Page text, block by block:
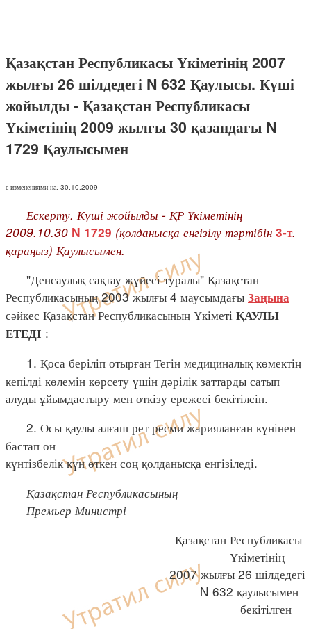
Қазақстан Республикасы Үкіметінің 2007
жылғы 26 шілдедегі N 632 Қаулысы. Күші
жойылды - Қазақстан Республикасы
Үкіметінің 2009 жылғы 30 қазандағы N
1729 Қаулысымен
с изменениями на: 30.10.2009
Ескерту. Күші жойылды - ҚР Үкіметінің
2009.10.30 N 1729 (қолданысқа енгізілу тәртібін 3-т.
қараңыз) Қаулысымен.
"Денсаулық сақтау жүйесі туралы" Қазақстан
Республикасының 2003 жылғы 4 маусымдағы Заңына
сәйкес Қазақстан Республикасының Үкіметі ҚАУЛЫ
ЕТЕДІ :
1. Қоса беріліп отырған Тегін медициналық көмектің
кепілді көлемін көрсету үшін дәрілік заттарды сатып
алуды ұйымдастыру мен өткізу ережесі бекітілсін.
2. Осы қаулы алғаш рет ресми жарияланған күнінен
бастап он
күнтізбелік күн өткен соң қолданысқа енгізіледі.
Қазақстан Республикасының
Премьер Министрі
Қазақстан Республикасы
Үкіметінің
2007 жылғы 26 шілдедегі
N 632 қаулысымен
бекітілген